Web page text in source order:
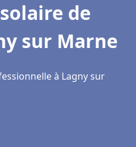
de
sur Marne
à Lagny sur